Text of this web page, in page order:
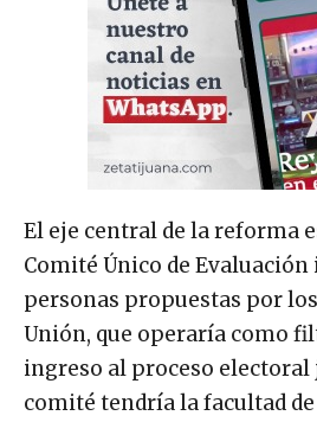
El eje central de la reforma
Comité Único de
personas propuestas por
Unión, que operaría como
ingreso al proceso electoral
comité tendría la facultad